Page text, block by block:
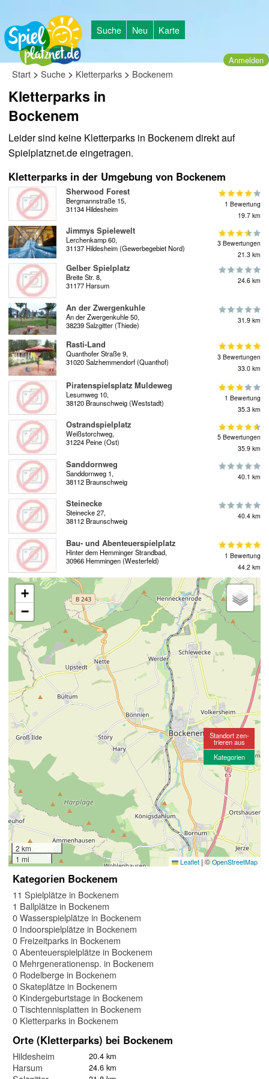
Suche Neu Karte
Anmelden
Start > Suche > Kletterparks > Bockenem
Kletterparks in
Bockenem
Leider sind keine Kletterparks in Bockenem direkt auf
Spielplatznet.de eingetragen.
Kletterparks in der Umgebung von Bockenem
Sherwood Forest
Bergmannstraße 15,
31134 Hildesheim
1 Bewertung
19.7 km
Jimmys Spielewelt
Lerchenkamp 60,
31137 Hildesheim (Gewerbegebiet Nord)
3 Bewertungen
21.3 km
Gelber Spielplatz
Breite Str. 8,
31177 Harsum
24.6 km
An der Zwergenkuhle
An der Zwergenkuhle 50,
38239 Salzgitter (Thiede)
31.9 km
Rasti-Land
Quanthofer Straße 9,
31020 Salzhemmendorf (Quanthof)
3 Bewertungen
33.0 km
Piratenspielsplatz Muldeweg
Lesumweg 10,
38120 Braunschweig (Weststadt)
1 Bewertung
35.3 km
Ostrandspielplatz
Weißstorchweg,
31224 Peine (Ost)
5 Bewertungen
35.9 km
Sanddornweg
Sanddornweg 1,
38112 Braunschweig
40.1 km
Steinecke
Steinecke 27,
38112 Braunschweig
40.4 km
Bau- und Abenteuerspielplatz
Hinter dem Hemminger Strandbad,
30966 Hemmingen (Westerfeld)
1 Bewertung
44.2 km
+
−
2 km
1 mi
Leaflet |© OpenStreetMap
Standort zen-
trieren aus
Kategorien
Kategorien Bockenem
11 Spielplätze in Bockenem
1 Ballplätze in Bockenem
0 Wasserspielplätze in Bockenem
0 Indoorspielplätze in Bockenem
0 Freizeitparks in Bockenem
0 Abenteuerspielplätze in Bockenem
0 Mehrgenerationensp. in Bockenem
0 Rodelberge in Bockenem
0 Skateplätze in Bockenem
0 Kindergeburtstage in Bockenem
0 Tischtennisplatten in Bockenem
0 Kletterparks in Bockenem
Orte (Kletterparks) bei Bockenem
Hildesheim 20.4 km
Harsum 24.6 km